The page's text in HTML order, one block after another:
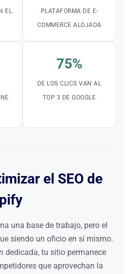
EL
PLATAFORMA DE E-
COMMERCE ALOJADA
75%
DE LOS CLICS VAN AL
TOP 3 DE GOOGLE
el SEO de
una base de trabajo, pero el
siendo un oficio en sí mismo.
dedicada, tu sitio permanece
que aprovechan la